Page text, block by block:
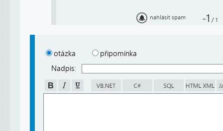
nahlásit spam -1 / 1
otázka
připomínka
Nadpis: